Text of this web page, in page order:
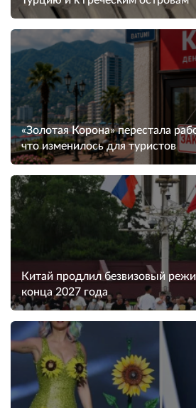
«Золотая Корона» перестала
что изменилось для туристов
Китай продлил безвизовый
конца 2027 года